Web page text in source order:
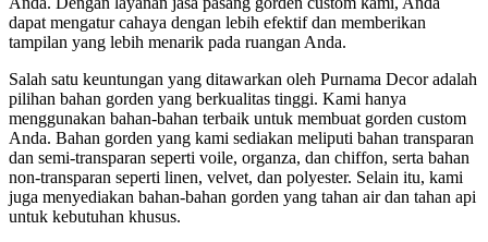
dapat mengatur cahaya dengan lebih efektif dan memberikan
tampilan yang lebih menarik pada ruangan Anda.
Salah satu keuntungan yang ditawarkan oleh Purnama Decor adalah
pilihan bahan gorden yang berkualitas tinggi. Kami hanya
menggunakan bahan-bahan terbaik untuk membuat gorden custom
Anda. Bahan gorden yang kami sediakan meliputi bahan transparan
dan semi-transparan seperti voile, organza, dan chiffon, serta bahan
non-transparan seperti linen, velvet, dan polyester. Selain itu, kami
juga menyediakan bahan-bahan gorden yang tahan air dan tahan api
untuk kebutuhan khusus.